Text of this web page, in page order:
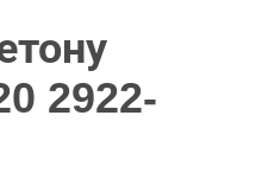
2922-